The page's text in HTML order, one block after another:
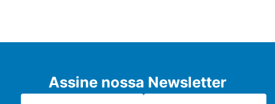
Assine nossa Newsletter